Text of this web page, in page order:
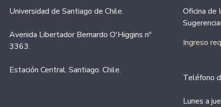
Universidad de Santiago de Chile.
Avenida Libertador Bernardo O'Higgins nº
3363.
Estación Central. Santiago. Chile.
Oficina de
Ingreso
Teléfono
Lunes a